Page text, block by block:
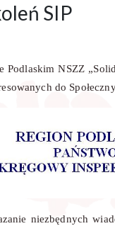
SIP
Podlaskim NSZZ
do
niezbędnych